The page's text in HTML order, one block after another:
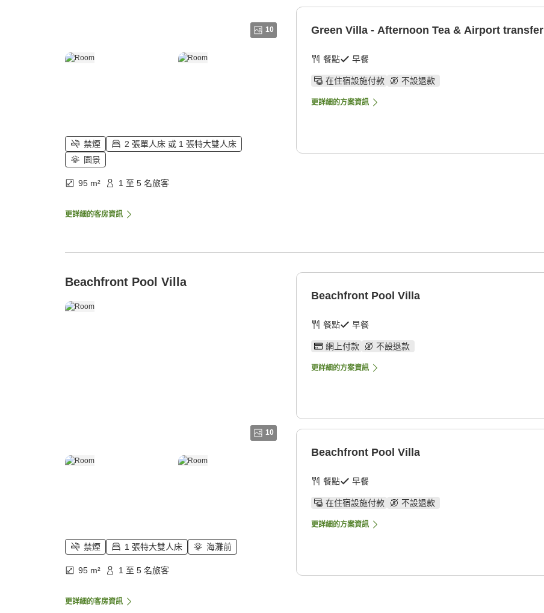
10
禁煙
2 張單人床 或 1 張特大雙人床
園景
95 m² 1 至 5 名旅客
更詳細的客房資訊
Green Villa - Afternoon Tea & Airport transfer
餐點 早餐
在住宿設施付款 不設退款
更詳細的方案資訊
Beachfront Pool Villa
10
禁煙 1 張特大雙人床 海灘前
95 m² 1 至 5 名旅客
更詳細的客房資訊
Beachfront Pool Villa
餐點 早餐
網上付款 不設退款
更詳細的方案資訊
Beachfront Pool Villa
餐點 早餐
在住宿設施付款 不設退款
更詳細的方案資訊